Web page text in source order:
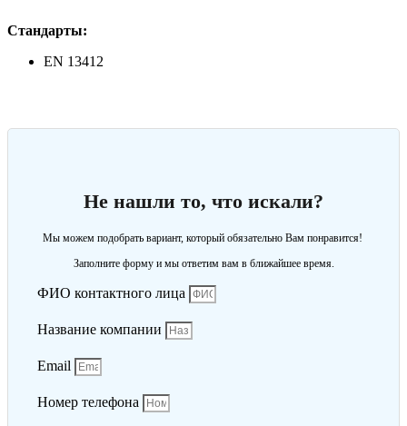
Стандарты:
EN 13412
Не нашли то, что искали?
Мы можем подобрать вариант, который обязательно Вам понравится!
Заполните форму и мы ответим вам в ближайшее время.
ФИО контактного лица
Название компании
Email
Номер телефона